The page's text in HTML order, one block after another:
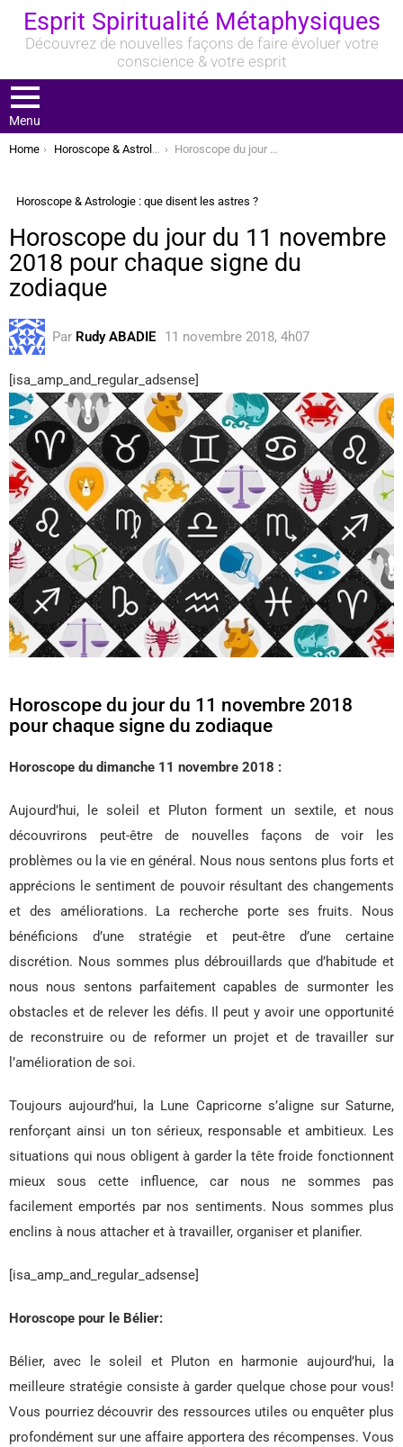
Esprit Spiritualité Métaphysiques
Découvrez de nouvelles façons de faire évoluer votre
conscience & votre esprit
Menu
You are here:
Home Horoscope & Astrologie : que disent les astres ? Horoscope du jour du 11 novembre 2018 pour chaque signe du zodiaque
Horoscope & Astrologie : que disent les astres ?
Horoscope du jour du 11 novembre
2018 pour chaque signe du
zodiaque
Par Rudy ABADIE 11 novembre 2018, 4h07
[isa_amp_and_regular_adsense]
Horoscope du jour du 11 novembre 2018
pour chaque signe du zodiaque
Horoscope du dimanche 11 novembre 2018 :
Aujourd’hui, le soleil et Pluton forment un sextile, et nous
découvrirons peut-être de nouvelles façons de voir les
problèmes ou la vie en général. Nous nous sentons plus forts et
apprécions le sentiment de pouvoir résultant des changements
et des améliorations. La recherche porte ses fruits. Nous
bénéficions d’une stratégie et peut-être d’une certaine
discrétion. Nous sommes plus débrouillards que d’habitude et
nous nous sentons parfaitement capables de surmonter les
obstacles et de relever les défis. Il peut y avoir une opportunité
de reconstruire ou de reformer un projet et de travailler sur
l’amélioration de soi.
Toujours aujourd’hui, la Lune Capricorne s’aligne sur Saturne,
renforçant ainsi un ton sérieux, responsable et ambitieux. Les
situations qui nous obligent à garder la tête froide fonctionnent
mieux sous cette influence, car nous ne sommes pas
facilement emportés par nos sentiments. Nous sommes plus
enclins à nous attacher et à travailler, organiser et planifier.
[isa_amp_and_regular_adsense]
Horoscope pour le Bélier:
Bélier, avec le soleil et Pluton en harmonie aujourd’hui, la
meilleure stratégie consiste à garder quelque chose pour vous!
Vous pourriez découvrir des ressources utiles ou enquêter plus
profondément sur une affaire apportera des récompenses. Vous